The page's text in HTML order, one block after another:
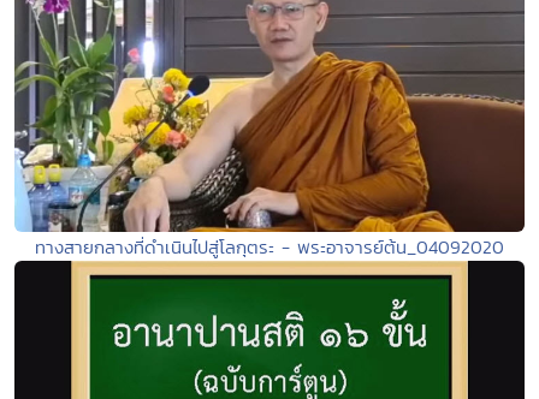
ทางสายกลางที่ดำเนินไปสู่โลกุตระ - พระอาจารย์ต้น_04092020